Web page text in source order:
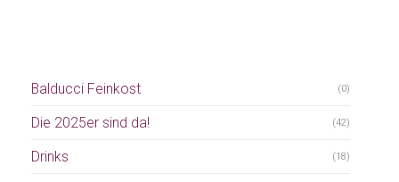
Balducci Feinkost (0)
Die 2025er sind da! (42)
Drinks (18)